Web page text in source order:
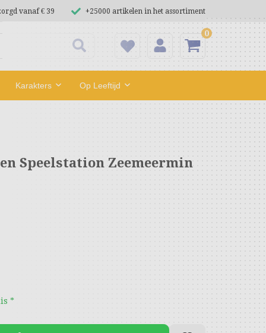
vanaf € 39 +25000 artikelen in het assortiment
0
Karakters Op Leeftijd
Speelstation Zeemeermin
*